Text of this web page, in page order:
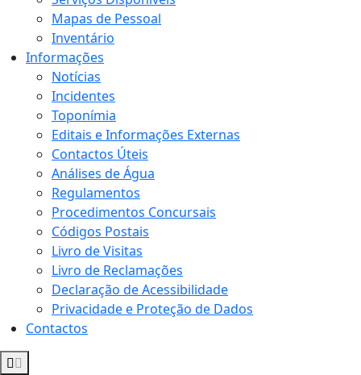
Mapas de Pessoal
Inventário
Informações
Notícias
Incidentes
Toponímia
Editais e Informações Externas
Contactos Úteis
Análises de Água
Regulamentos
Procedimentos Concursais
Códigos Postais
Livro de Visitas
Livro de Reclamações
Declaração de Acessibilidade
Privacidade e Proteção de Dados
Contactos